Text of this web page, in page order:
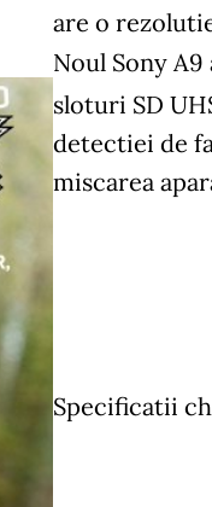
are o
Noul Sony
sloturi SD
detectiei de
miscarea
Specificatii